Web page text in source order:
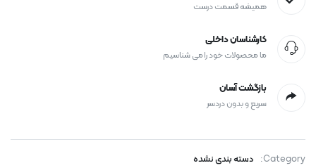
همیشه قسمت درست
کارشناسان داخلی
ما محصولات خود را می شناسیم
بازگشت آسان
سریع و بدون دردسر
Category: دسته بندی نشده